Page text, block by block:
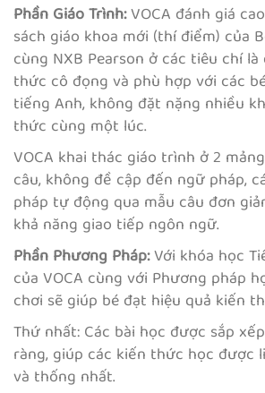
Phần Giáo Trình:VOCA đánh giá
sách giáo khoa mới (thí điểm) của
cùng NXB Pearson ở các tiêu chí
thức cô đọng và phù hợp với các
tiếng Anh, không đặt nặng nhiều
thức cùng một lúc.
VOCA khai thác giáo trình ở 2
câu, không đề cập đến ngữ pháp,
pháp tự động qua mẫu câu đơn
khả năng giao tiếp ngôn ngữ.
Phần Phương Pháp:Với khóa học
của VOCA cùng với Phương pháp
chơi sẽ giúp bé đạt hiệu quả kiến
Thứ nhất: Các bài học được sắp
ràng, giúp các kiến thức học được
và thống nhất.